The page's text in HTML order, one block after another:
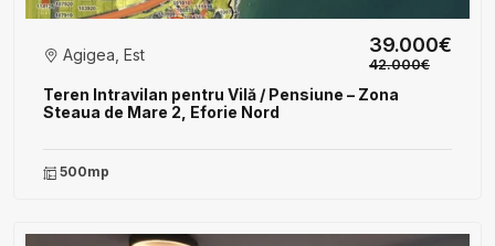
Teren Intravilan pentru Vilă / Pensiune – Zona
Steaua de Mare 2, Eforie Nord
Agigea, Est 39.000€
42.000€
500mp